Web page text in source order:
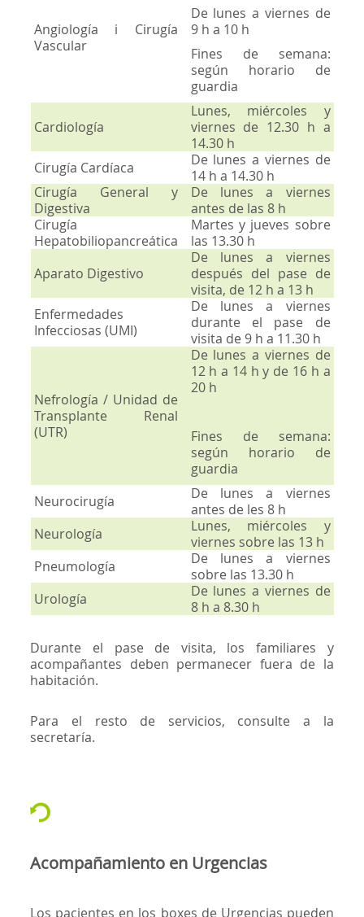
Angiología i Cirugía
Vascular
De lunes a viernes de
9 h a 10 h
Fines de semana:
según horario de
guardia
Cardiología
Lunes, miércoles y
viernes de 12.30 h a
14.30 h
Cirugía Cardíaca
De lunes a viernes de
14 h a 14.30 h
Cirugía General y
Digestiva
De lunes a viernes
antes de las 8 h
Cirugía
Hepatobiliopancreática
Martes y jueves sobre
las 13.30 h
Aparato Digestivo
De lunes a viernes
después del pase de
visita, de 12 h a 13 h
Enfermedades
Infecciosas (UMI)
De lunes a viernes
durante el pase de
visita de 9 h a 11.30 h
Nefrología / Unidad de
Transplante Renal
(UTR)
De lunes a viernes de
12 h a 14 h y de 16 h a
20 h
Fines de semana:
según horario de
guardia
Neurocirugía
De lunes a viernes
antes de les 8 h
Neurología
Lunes, miércoles y
viernes sobre las 13 h
Pneumología
De lunes a viernes
sobre las 13.30 h
Urología
De lunes a viernes de
8 h a 8.30 h
Durante el pase de visita, los familiares y
acompañantes deben permanecer fuera de la
habitación.
Para el resto de servicios, consulte a la
secretaría.
Acompañamiento en Urgencias
Los pacientes en los boxes de Urgencias pueden